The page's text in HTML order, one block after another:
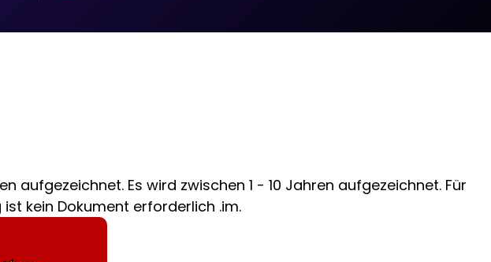
aufgezeichnet. Es wird zwischen 1 - 10 Jahren aufgezeichnet. Für
kein Dokument erforderlich .im.